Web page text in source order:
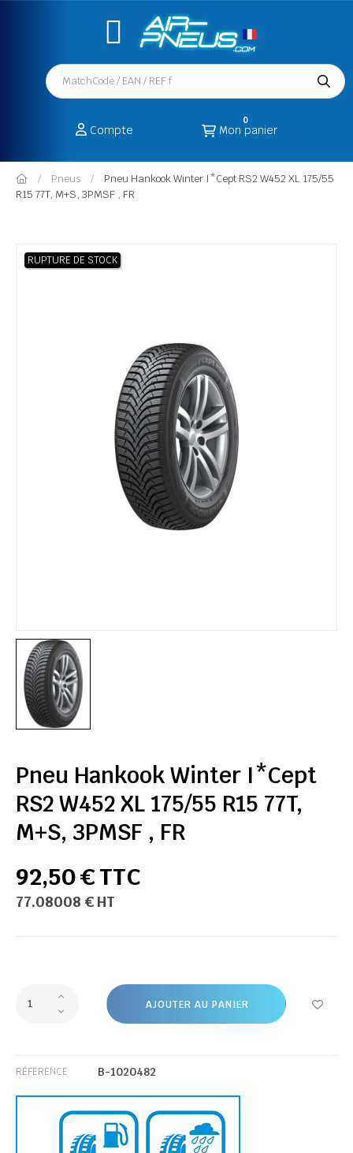
Compte Mon panier
0
Pneus
Pneu Hankook Winter I*Cept RS2 W452 XL 175/55
R15 77T, M+S, 3PMSF , FR
RUPTURE DE STOCK
Pneu Hankook Winter I*Cept
RS2 W452 XL 175/55 R15 77T,
M+S, 3PMSF , FR
92,50 € TTC
77.08008 € HT
AJOUTER AU PANIER
RÉFÉRENCE B-1020482